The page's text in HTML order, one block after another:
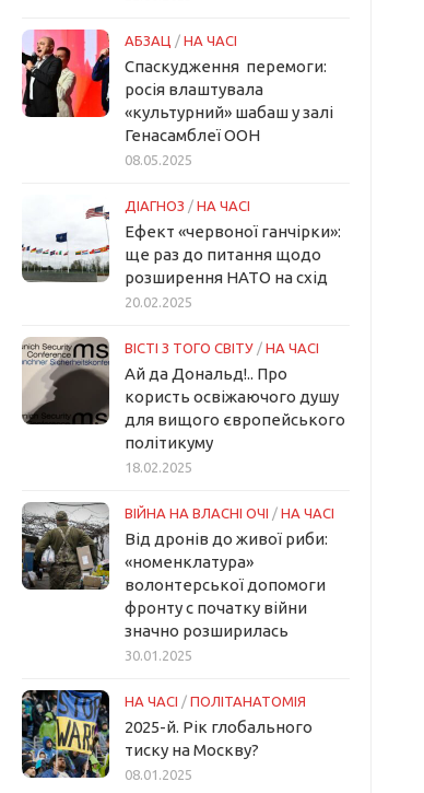
АБЗАЦ / НА ЧАСІ
Спаскудження перемоги:
росія влаштувала
«культурний» шабаш у залі
Генасамблеї ООН
08.05.2025
ДІАГНОЗ / НА ЧАСІ
Ефект «червоної ганчірки»:
ще раз до питання щодо
розширення НАТО на схід
20.02.2025
ВІСТІ З ТОГО СВІТУ / НА ЧАСІ
Ай да Дональд!.. Про
користь освіжаючого душу
для вищого європейського
політикуму
18.02.2025
ВІЙНА НА ВЛАСНІ ОЧІ / НА ЧАСІ
Від дронів до живої риби:
«номенклатура»
волонтерської допомоги
фронту с початку війни
значно розширилась
30.01.2025
НА ЧАСІ / ПОЛІТАНАТОМІЯ
2025-й. Рік глобального
тиску на Москву?
08.01.2025